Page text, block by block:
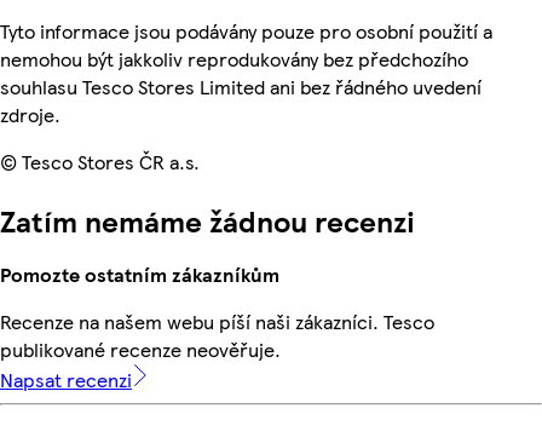
Tyto informace jsou podávány pouze pro osobní použití a
nemohou být jakkoliv reprodukovány bez předchozího
souhlasu Tesco Stores Limited ani bez řádného uvedení
zdroje.
© Tesco Stores ČR a.s.
Zatím nemáme žádnou recenzi
Pomozte ostatním zákazníkům
Recenze na našem webu píší naši zákazníci. Tesco
publikované recenze neověřuje.
Napsat recenzi